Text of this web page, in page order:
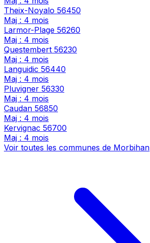
Theix-Noyalo 56450
Maj : 4 mois
Larmor-Plage 56260
Maj : 4 mois
Questembert 56230
Maj : 4 mois
Languidic 56440
Maj : 4 mois
Pluvigner 56330
Maj : 4 mois
Caudan 56850
Maj : 4 mois
Kervignac 56700
Maj : 4 mois
Voir toutes les communes de Morbihan